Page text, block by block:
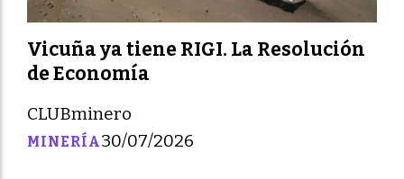
Vicuña ya tiene RIGI. La Resolución
de Economía
CLUBminero
MINERÍA30/07/2026